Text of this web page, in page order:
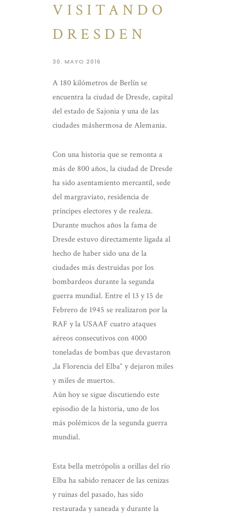
VISITANDO
DRESDEN
30. MAYO 2016
A 180 kilómetros de Berlín se
encuentra la ciudad de Dresde, capital
del estado de Sajonia y una de las
ciudades máshermosa de Alemania.
Con una historia que se remontaa
más de 800 años, la ciudad de Dresde
ha sido asentamiento mercantil, sede
del margraviato, residencia de
príncipes electores y de realeza.
Durante muchos años la fama de
Dresde estuvo directamente ligada al
hecho de haber sido una de la
ciudades más destruidas por los
bombardeos durante la segunda
guerra mundial. Entre el 13 y 15 de
Febrero de 1945 se realizaron por la
RAF y la USAAF cuatro ataques
aéreos consecutivos con 4000
toneladas de bombas que devastaron
„la Florencia del Elba“ y dejaron miles
y miles de muertos.
Aún hoy se sigue discutiendo este
episodio de la historia, uno de los
más polémicos de la segunda guerra
mundial.
Esta bella metrópolis a orillas del río
Elba ha sabido renacer de las cenizas
y ruinas del pasado, has sido
restaurada y saneada y durante la